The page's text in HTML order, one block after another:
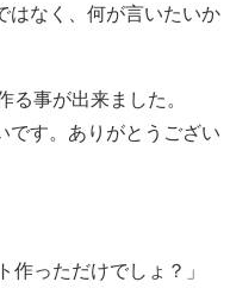
はなく、何が言いたいか
る事が出来ました。
です。ありがとうござい
作っただけでしょ？」